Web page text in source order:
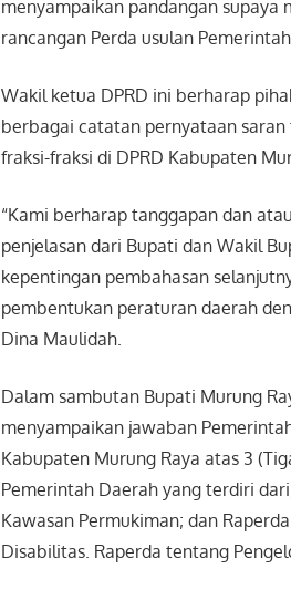
menyampaikan pandangan
rancangan Perda usulan
Wakil ketua DPRD ini berharap
berbagai catatan pernyataan
fraksi-fraksi di DPRD Kabupaten
“Kami berharap tanggapan dan
penjelasan dari Bupati dan Wakil
kepentingan pembahasan
pembentukan peraturan daerah
Dina Maulidah.
Dalam sambutan Bupati Murung
menyampaikan jawaban
Kabupaten Murung Raya atas 3
Pemerintah Daerah yang terdiri
Kawasan Permukiman; dan
Disabilitas. Raperda tentang